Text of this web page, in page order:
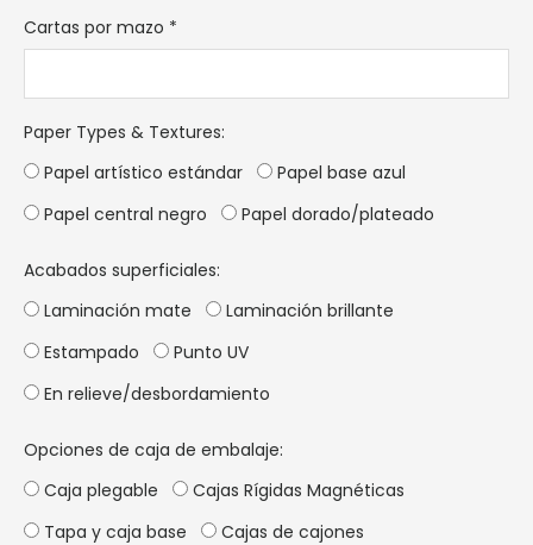
Cartas por mazo *
Paper Types & Textures:
Papel artístico estándar
Papel base azul
Papel central negro
Papel dorado/plateado
Acabados superficiales:
Laminación mate
Laminación brillante
Estampado
Punto UV
En relieve/desbordamiento
Opciones de caja de embalaje:
Caja plegable
Cajas Rígidas Magnéticas
Tapa y caja base
Cajas de cajones